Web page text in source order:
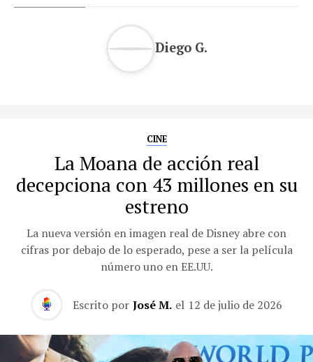
Diego G.
CINE
La Moana de acción real
decepciona con 43 millones en su
estreno
La nueva versión en imagen real de Disney abre con
cifras por debajo de lo esperado, pese a ser la película
número uno en EE.UU.
Escrito por José M. el 12 de julio de 2026